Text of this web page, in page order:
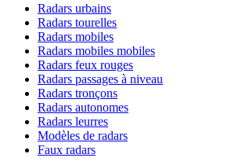
Radars urbains
Radars tourelles
Radars mobiles
Radars mobiles mobiles
Radars feux rouges
Radars passages à niveau
Radars tronçons
Radars autonomes
Radars leurres
Modèles de radars
Faux radars